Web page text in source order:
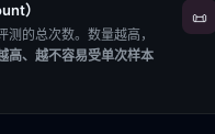
）
测的总次数。数量越高，
高、越不容易受单次样本
📜